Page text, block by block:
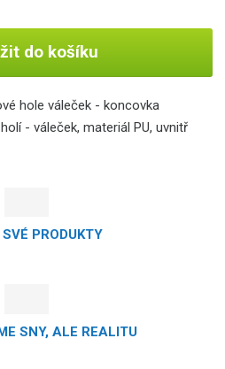
do košíku
hole váleček - koncovka
- váleček, materiál PU, uvnitř
PRODUKTY
SNY, ALE REALITU